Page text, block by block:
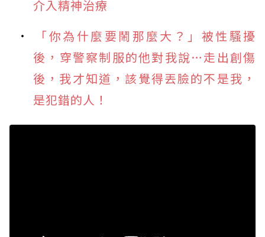
介入精神治療
「你為什麼要鬧那麼大？」被性騷擾
後，穿警察制服的他對我說…走出創傷
後，我才知道，該覺得丟臉的不是我，
是犯錯的人！